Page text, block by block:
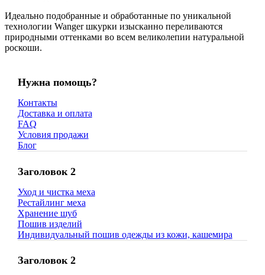
Идеально подобранные и обработанные по уникальной
технологии Wanger шкурки изысканно переливаются
природными оттенками во всем великолепии натуральной
роскоши.
Нужна помощь?
Контакты
Доставка и оплата
FAQ
Условия продажи
Блог
Заголовок 2
Уход и чистка меха
Рестайлинг меха
Хранение шуб
Пошив изделий
Индивидуальный пошив одежды из кожи, кашемира
Заголовок 2